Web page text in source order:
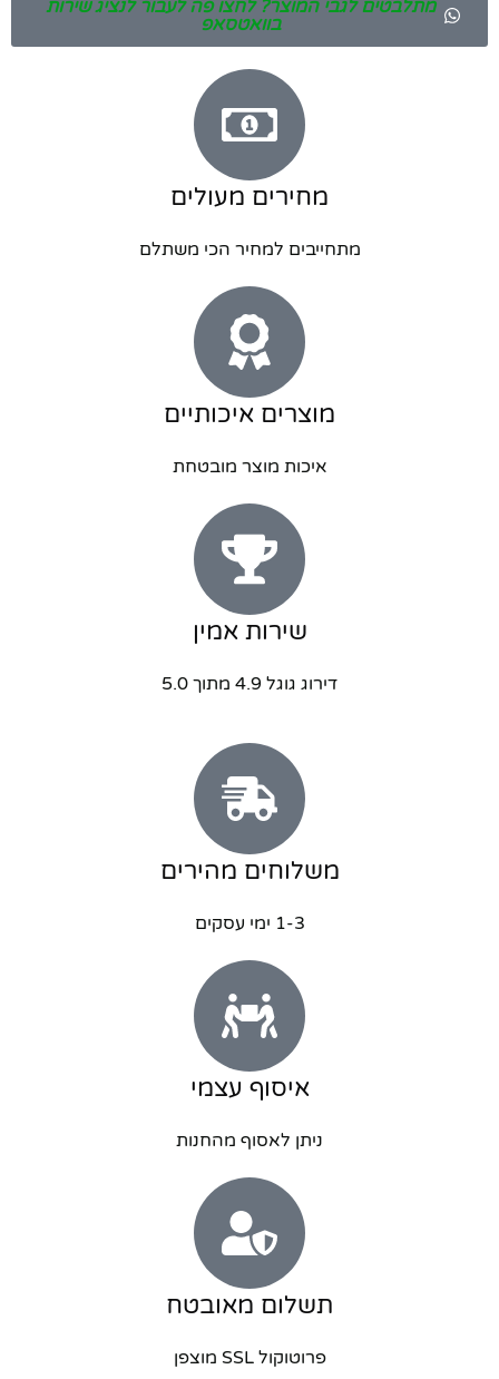
מתלבטים לגבי המוצר? לחצו פה לעבור לנציג שירות
בוואטסאפ
מחירים מעולים
מתחייבים למחיר הכי משתלם
מוצרים איכותיים
איכות מוצר מובטחת
שירות אמין
דירוג גוגל 4.9 מתוך 5.0
משלוחים מהירים
1-3 ימי עסקים
איסוף עצמי
ניתן לאסוף מהחנות
תשלום מאובטח
פרוטוקול SSL מוצפן